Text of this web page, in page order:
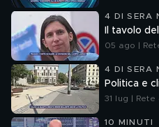
4 DI SERA
Il tavolo
05 ago |
4 DI SERA
Politica e
31 lug | Rete
10 MINUTI